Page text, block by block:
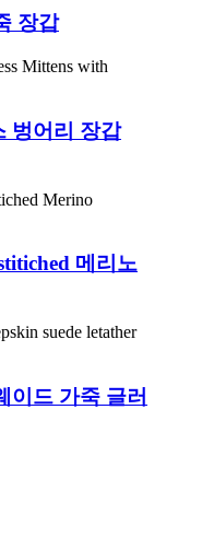
장갑
벙어리 장갑
메리노
이드 가죽 글러